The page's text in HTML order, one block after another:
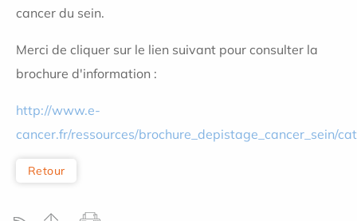
cancer du sein.
Merci de cliquer sur le lien suivant pour consulter la
brochure d'information :
http://www.e-
cancer.fr/ressources/brochure_depistage_cancer_sein/
Retour